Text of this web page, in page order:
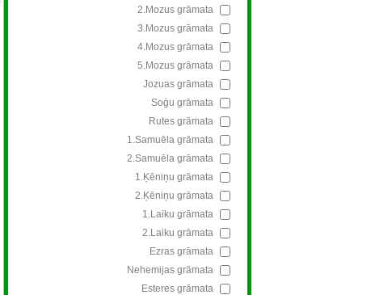
2.Mozus grāmata
3.Mozus grāmata
4.Mozus grāmata
5.Mozus grāmata
Jozuas grāmata
Soģu grāmata
Rutes grāmata
1.Samuēla grāmata
2.Samuēla grāmata
1.Ķēniņu grāmata
2.Ķēniņu grāmata
1.Laiku grāmata
2.Laiku grāmata
Ezras grāmata
Nehemijas grāmata
Esteres grāmata